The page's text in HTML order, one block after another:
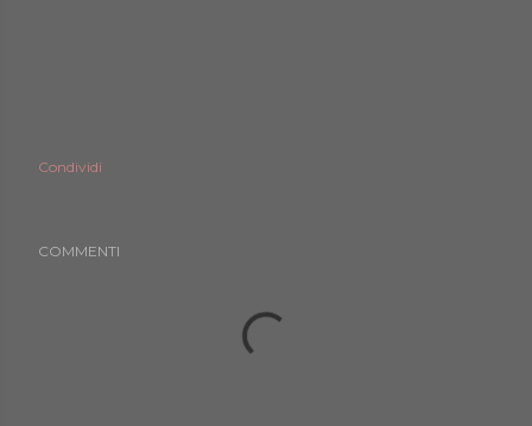
Condividi
COMMENTI